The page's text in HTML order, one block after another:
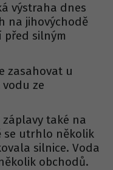
výstraha dnes
na jihovýchodě
před silným
zasahovat u
ze
také na
se utrhlo několik
silnice. Voda
obchodů.